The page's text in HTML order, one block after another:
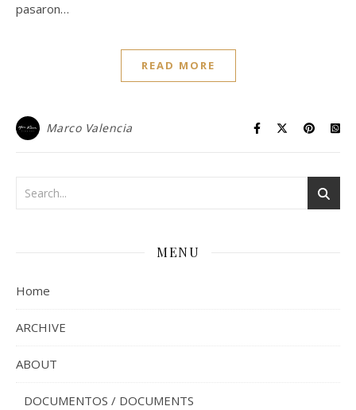
pasaron…
READ MORE
Marco Valencia
MENU
Home
ARCHIVE
ABOUT
DOCUMENTOS / DOCUMENTS